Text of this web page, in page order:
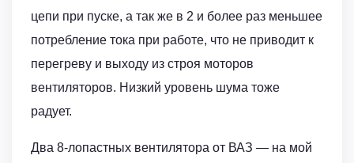
цепи при пуске, а так же в 2 и более раз меньшее
потребление тока при работе, что не приводит к
перегреву и выходу из строя моторов
вентиляторов. Низкий уровень шума тоже
радует.
Два 8-лопастных вентилятора от ВАЗ — на мой